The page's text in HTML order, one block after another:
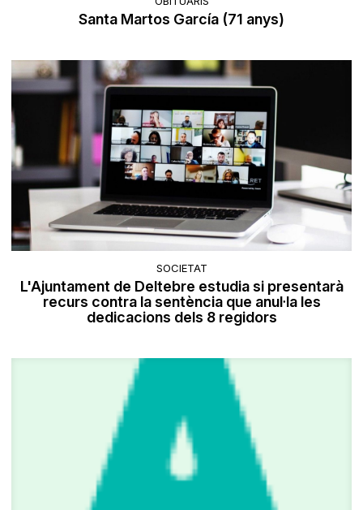
Santa Martos García (71 anys)
SOCIETAT
L'Ajuntament de Deltebre estudia si presentarà
recurs contra la sentència que anul·la les
dedicacions dels 8 regidors